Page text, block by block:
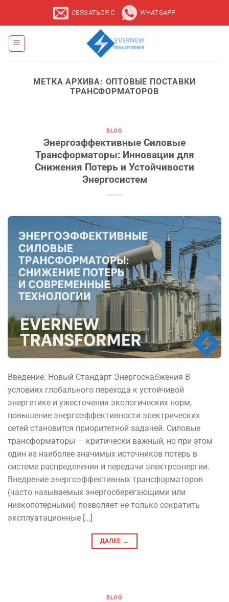
СВЯЗАТЬСЯ С WHATSAPP
МЕТКА АРХИВА: ОПТОВЫЕ ПОСТАВКИ
ТРАНСФОРМАТОРОВ
BLOG
Энергоэффективные Силовые
Трансформаторы: Инновации для
Снижения Потерь и Устойчивости
Энергосистем
Введение: Новый Стандарт Энергоснабжения В
условиях глобального перехода к устойчивой
энергетике и ужесточения экологических норм,
повышение энергоэффективности электрических
сетей становится приоритетной задачей. Силовые
трансформаторы — критически важный, но при этом
один из наиболее значимых источников потерь в
системе распределения и передачи электроэнергии.
Внедрение энергоэффективных трансформаторов
(часто называемых энергосберегающими или
низкопотерными) позволяет не только сократить
эксплуатационные […]
ДАЛЕЕ →
BLOG